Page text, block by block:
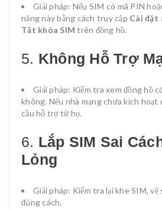
Giải pháp: Nếu SIM có mã PIN
năng này bằng cách truy cập Cài đặt
Tắt khóa SIM trên đồng hồ.
5. Không Hỗ Trợ
Giải pháp: Kiểm tra xem đồng hồ
không. Nếu nhà mạng chưa kích hoạt
cầu hỗ trợ từ họ.
6. Lắp SIM Sai
Lỏng
Giải pháp: Kiểm tra lại khe SIM, vệ
đúng cách.